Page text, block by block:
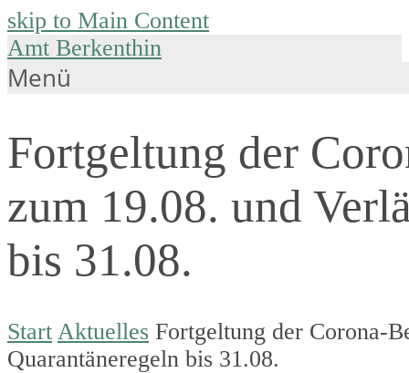
skip to Main Content
Amt Berkenthin
Menü
Fortgeltung der
zum 19.08. und
bis 31.08.
Start Aktuelles Fortgeltung der Corona-
Quarantäneregeln bis 31.08.